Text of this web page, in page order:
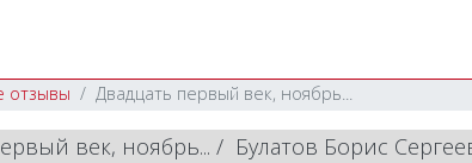
отзывы Двадцать первый век, ноябрь...
век, ноябрь... / Булатов Борис